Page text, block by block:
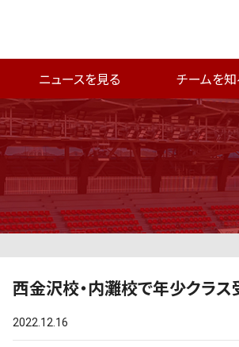
ニュースを見る チームを知
西金沢校・内灘校で年少クラス
2022.12.16